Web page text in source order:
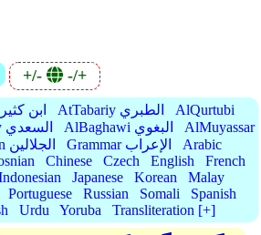
+/- -/+
IbnKathir ابن كثير AtTabariy الطبري
AlQurtubi
AsSaadiyy السعدي AlBaghawi البغوي
AlMuyassar
AlJalalain الجلالين Grammar الإعراب
Arabic
Chinese Czech English
French
Japanese Korean
Malay
Portuguese Russian Somali
Spanish
Urdu Yoruba Transliteration [+]